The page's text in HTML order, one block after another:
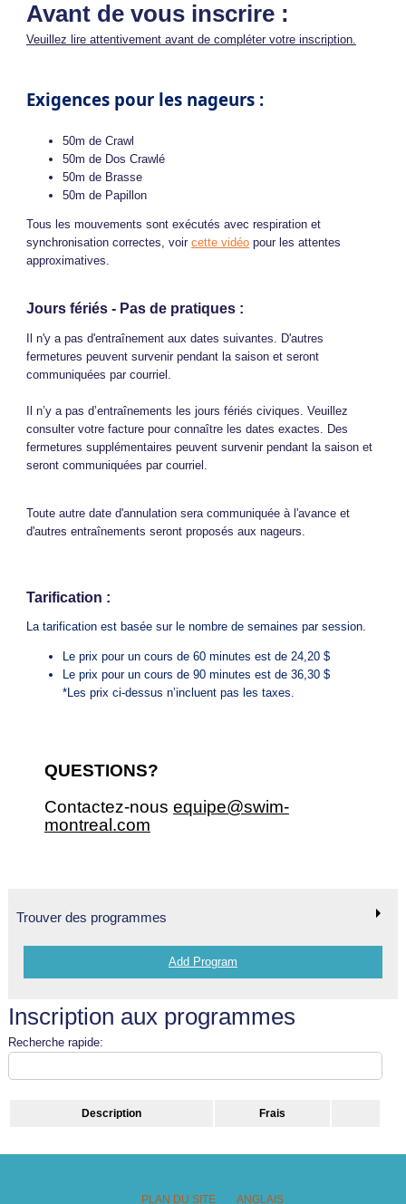
Avant de vous inscrire :
Veuillez lire attentivement avant de compléter votre inscription.
Exigences pour les nageurs :
50m de Crawl
50m de Dos Crawlé
50m de Brasse
50m de Papillon
Tous les mouvements sont exécutés avec respiration et
synchronisation correctes, voir cette vidéopour les attentes
approximatives.
Jours fériés - Pas de pratiques :
Il n'y a pas d'entraînement aux dates suivantes. D'autres
fermetures peuvent survenir pendant la saison et seront
communiquées par courriel.
Il n’y a pas d’entraînements les jours fériés civiques. Veuillez
consulter votre facture pour connaître les dates exactes. Des
fermetures supplémentaires peuvent survenir pendant la saison et
seront communiquées par courriel.
Toute autre date d'annulation sera communiquée à l'avance et
d'autres entraînements seront proposés aux nageurs.
Tarification :
La tarification est basée sur le nombre de semaines par session.
Le prix pour un cours de 60 minutes est de 24,20 $
Le prix pour un cours de 90 minutes est de 36,30 $
*Les prix ci-dessus n’incluent pas les taxes.
QUESTIONS?
Contactez-nous equipe@swim-
montreal.com
Trouver des programmes
Add Program
Inscription aux programmes
Recherche rapide:
Description Frais
PLAN DU SITE ANGLAIS